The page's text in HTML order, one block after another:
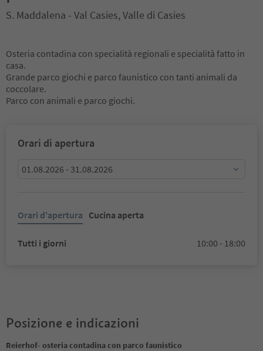
S. Maddalena - Val Casies, Valle di Casies
Osteria contadina con specialità regionali e specialità fatto in
casa.
Grande parco giochi e parco faunistico con tanti animali da
coccolare.
Parco con animali e parco giochi.
Orari di apertura
01.08.2026 - 31.08.2026
Orari d'apertura Cucina aperta
Tutti i giorni 10:00 - 18:00
Posizione e indicazioni
Reierhof- osteria contadina con parco faunistico